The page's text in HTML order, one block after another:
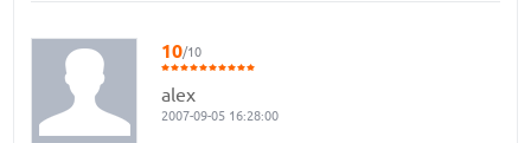
10/10
alex
2007-09-05 16:28:00